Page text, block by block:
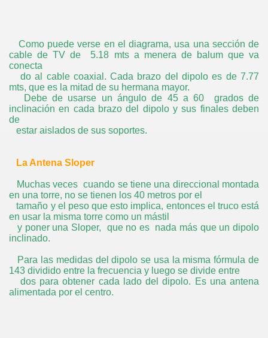
Como puede verse en el diagrama, usa una sección de
cable de TV de 5.18 mts a menera de balum que va
conecta
do al cable coaxial. Cada brazo del dipolo es de 7.77
mts, que es la mitad de su hermana mayor.
Debe de usarse un ángulo de 45 a 60 grados de
inclinación en cada brazo del dipolo y sus finales deben
de
estar aislados de sus soportes.
La Antena Sloper
Muchas veces cuando se tiene una direccional montada
en una torre, no se tienen los 40 metros por el
tamaño y el peso que esto implica, entonces el truco está
en usar la misma torre como un mástil
y poner una Sloper, que no es nada más que un dipolo
inclinado.
Para las medidas del dipolo se usa la misma fórmula de
143 dividido entre la frecuencia y luego se divide entre
dos para obtener cada lado del dipolo. Es una antena
alimentada por el centro.